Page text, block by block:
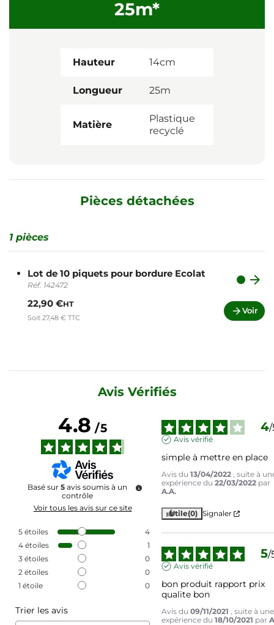
25m*
Hauteur 14cm
Longueur 25m
Matière
Plastique
recyclé
Pièces détachées
1 pièces
Lot de 10 piquets pour bordure Ecolat
Réf. 142472 
22,90 €HT
Soit 27,48 € TTC
Voir
Avis Vérifiés
4.8/5
Basé sur 5 avis soumis à un
contrôle
Voir tous les avis sur ce site
5 étoiles
4
4 étoiles
1
3 étoiles
0
2 étoiles
0
1 étoile 0
Trier les avis
4/
Avis vérifié
simple à mettre en place
Avis du13/04/2022 , suite à
expérience du22/03/2022 par
A.A.
Utile(0) Signaler
5/
Avis vérifié
bon produit rapport prix
qualite bon
Avis du09/11/2021 , suite à une
expérience du18/10/2021 par